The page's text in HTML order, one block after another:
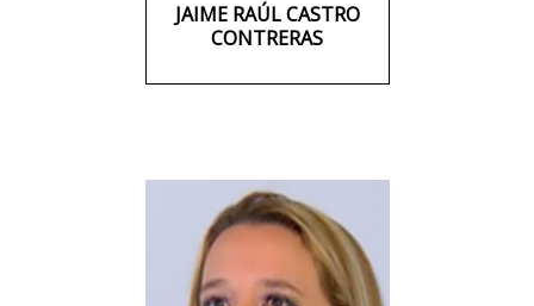
JAIME RAÚL CASTRO
CONTRERAS